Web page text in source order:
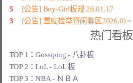
5
[公告] Boy-Girl板规 26.01.17
3
[公告] 置底检举暨闲聊区2026.01~
热门看板
TOP 1：Gossiping - 八卦板
TOP 2：LoL - LoL 板
TOP 3：NBA - ＮＢＡ